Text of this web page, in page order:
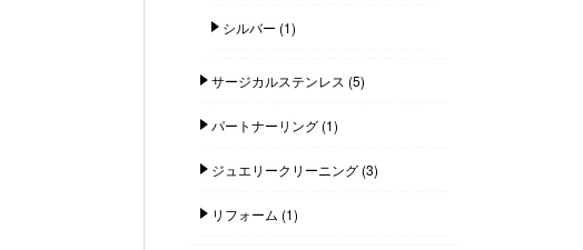
シルバー (1)
サージカルステンレス (5)
パートナーリング(1)
ジュエリークリーニング(3)
リフォーム (1)